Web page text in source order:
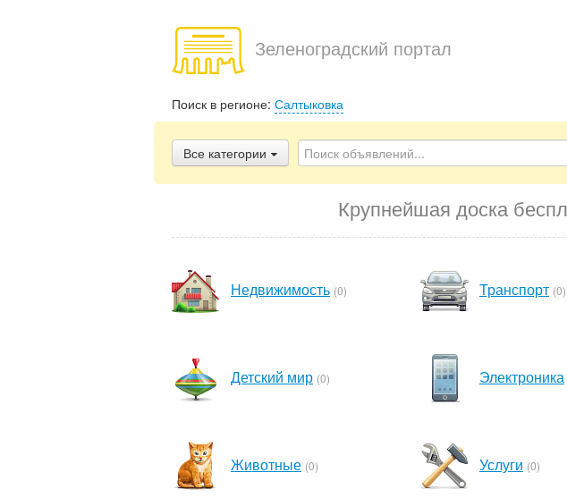
Зеленоградский портал
Поиск в регионе: Салтыковка
Все категории
Крупнейшая доска
Недвижимость (0) Транспорт (0)
Детский мир (0) Электроника
Животные (0) Услуги (0)